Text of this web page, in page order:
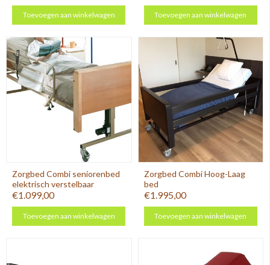
Toevoegen aan winkelwagen Toevoegen aan winkelwagen
Zorgbed Combi seniorenbed
elektrisch verstelbaar
€1.099,00
Toevoegen aan winkelwagen
Zorgbed Combi Hoog-Laag
bed
€1.995,00
Toevoegen aan winkelwagen